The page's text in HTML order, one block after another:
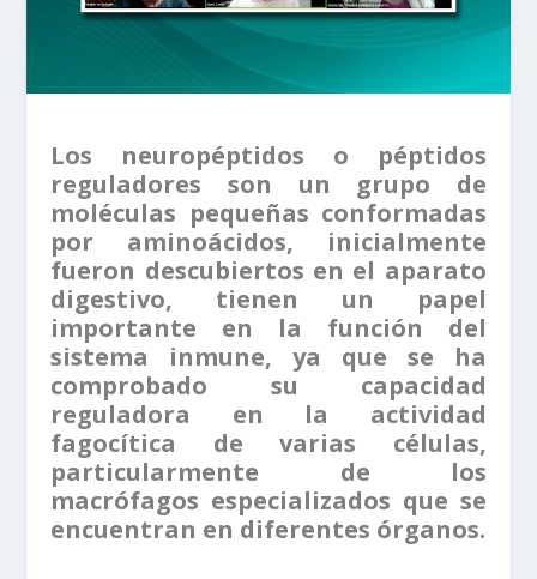
Los neuropéptidos o péptidos
reguladores son un grupo de
moléculas pequeñas conformadas
por aminoácidos, inicialmente
fueron descubiertos en el aparato
digestivo, tienen un papel
importante en la función del
sistema inmune, ya que se ha
comprobado su capacidad
reguladora en la actividad
fagocítica de varias células,
particularmente de los
macrófagos especializados que se
encuentran en diferentes órganos.